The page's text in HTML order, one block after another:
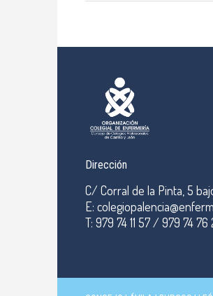
Dirección
C/ Corral de la Pinta, 5
E:
T: 979 74 11 57 / 979 74 76